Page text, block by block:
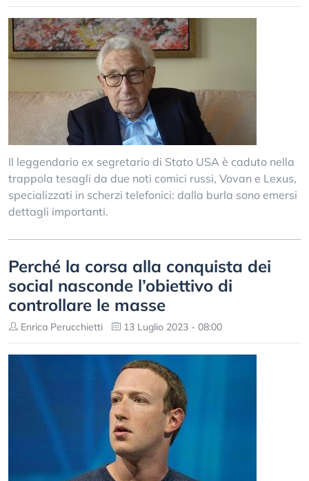
Il leggendario ex segretario di Stato USA è caduto nella
trappola tesagli da due noti comici russi, Vovan e Lexus,
specializzati in scherzi telefonici: dalla burla sono emersi
dettagli importanti.
Perché la corsa alla conquista dei
social nasconde l’obiettivo di
controllare le masse
Enrica Perucchietti 13 Luglio 2023 - 08:00